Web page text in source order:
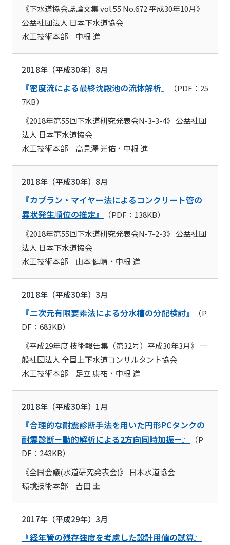
《下水道協会誌論文集 vol.55 No.672 平成30年10月》
公益社団法人 日本下水道協会
水工技術本部 中根 進
2018年（平成30年）8月
『密度流による最終沈殿池の流体解析』
（PDF：25
7KB）
《2018年第55回下水道研究発表会N-3-3-4》 公益社団
法人 日本下水道協会
水工技術本部 高見澤 光佑・中根 進
2018年（平成30年）8月
『カプラン・マイヤー法によるコンクリート管の
異状発生順位の推定』
（PDF：138KB）
《2018年第55回下水道研究発表会N-7-2-3》 公益社団
法人 日本下水道協会
水工技術本部 山本 健晴・中根 進
2018年（平成30年）3月
『二次元有限要素法による分水槽の分配検討』
（P
DF：683KB）
《平成29年度 技術報告集（第32号）平成30年3月》 一
般社団法人 全国上下水道コンサルタント協会
水工技術本部 足立 康祐・中根 進
2018年（平成30年）1月
『合理的な耐震診断手法を用いた円形PCタンクの
耐震診断－動的解析による2方向同時加振－』
（P
DF：243KB）
《全国会議(水道研究発表会)》 日本水道協会
環境技術本部 吉田 圭
2017年（平成29年）3月
『経年管の残存強度を考慮した設計用値の試算』